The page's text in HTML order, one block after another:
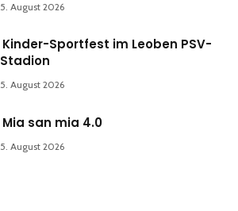
5. August 2026
Kinder-Sportfest im Leoben PSV-
Stadion
5. August 2026
Mia san mia 4.0
5. August 2026